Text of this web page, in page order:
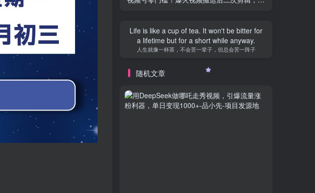
Life is like a cup of tea. It won't be bitter for
a lifetime but for a short while anyway.
人生就像一杯茶，不会苦一辈子，但总会苦一阵子
随机文章